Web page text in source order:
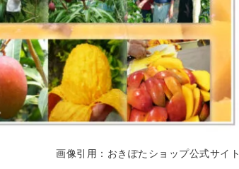
画像引用： おきぽたショップ公式サイト